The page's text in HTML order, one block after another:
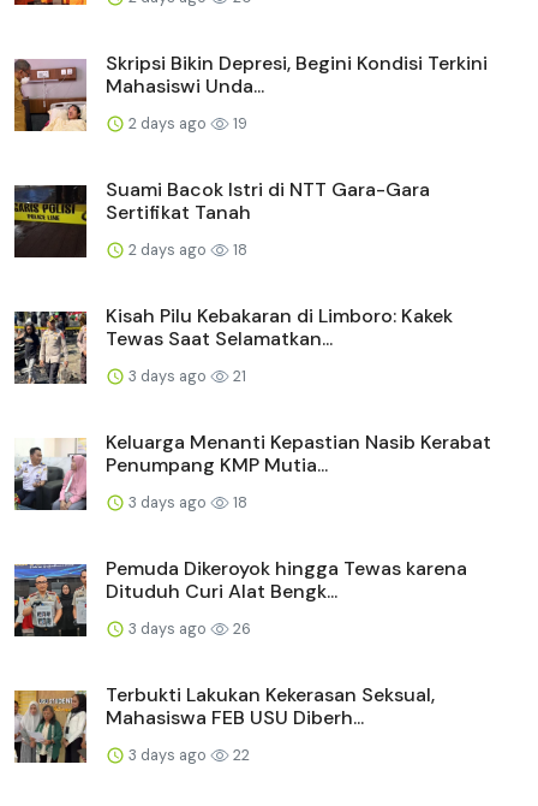
Skripsi Bikin Depresi, Begini Kondisi Terkini
Mahasiswi Unda...
2 days ago 19
Suami Bacok Istri di NTT Gara-Gara
Sertifikat Tanah
2 days ago 18
Kisah Pilu Kebakaran di Limboro: Kakek
Tewas Saat Selamatkan...
3 days ago 21
Keluarga Menanti Kepastian Nasib Kerabat
Penumpang KMP Mutia...
3 days ago 18
Pemuda Dikeroyok hingga Tewas karena
Dituduh Curi Alat Bengk...
3 days ago 26
Terbukti Lakukan Kekerasan Seksual,
Mahasiswa FEB USU Diberh...
3 days ago 22